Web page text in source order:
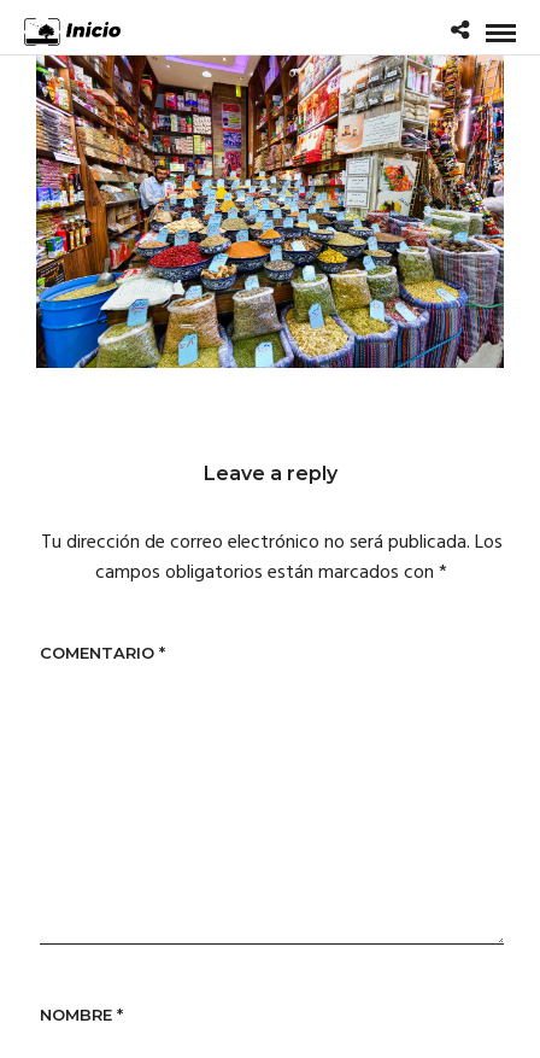
Leave a reply
Tu dirección de correo electrónico no será publicada.Los
campos obligatorios están marcados con*
COMENTARIO *
NOMBRE *